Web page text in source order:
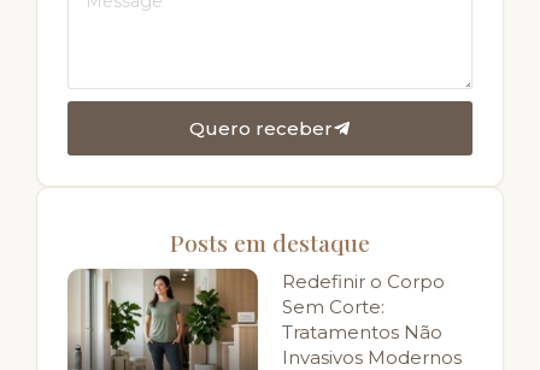
Quero receber
Posts em destaque
Redefinir o Corpo
Sem Corte:
Tratamentos Não
Invasivos Modernos